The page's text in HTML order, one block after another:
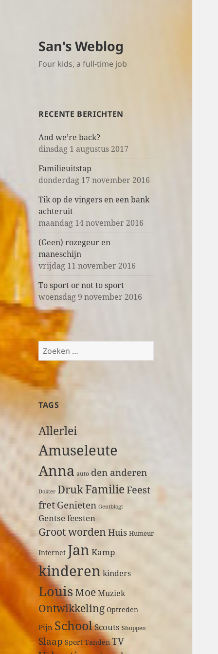
San's Weblog
Four kids, a full-time job
RECENTE BERICHTEN
And we’re back?
dinsdag 1 augustus 2017
Familieuitstap
donderdag 17 november 2016
Tik op de vingers en een bank
achteruit
maandag 14 november 2016
(Geen) rozegeur en
maneschijn
vrijdag 11 november 2016
To sport or not to sport
woensdag 9 november 2016
Z
o
e
k
e
n
a
r
TAGS
Allerlei
Amuseleute
Anna auto den anderen
Dokter DrukFamilieFeest
fretGenieten Gentblogt
Gentse feesten
Groot worden Huis Humeur
Internet Jan Kamp
kinderen kinders
LouisMoeMuziek
Ontwikkeling Optreden
Pijn SchoolScouts Shoppen
Slaap Sport Tanden TV